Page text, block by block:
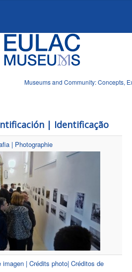
Museums and Community: Concepts,
| Identificação
| Photographie
| Crédits photo| Créditos de